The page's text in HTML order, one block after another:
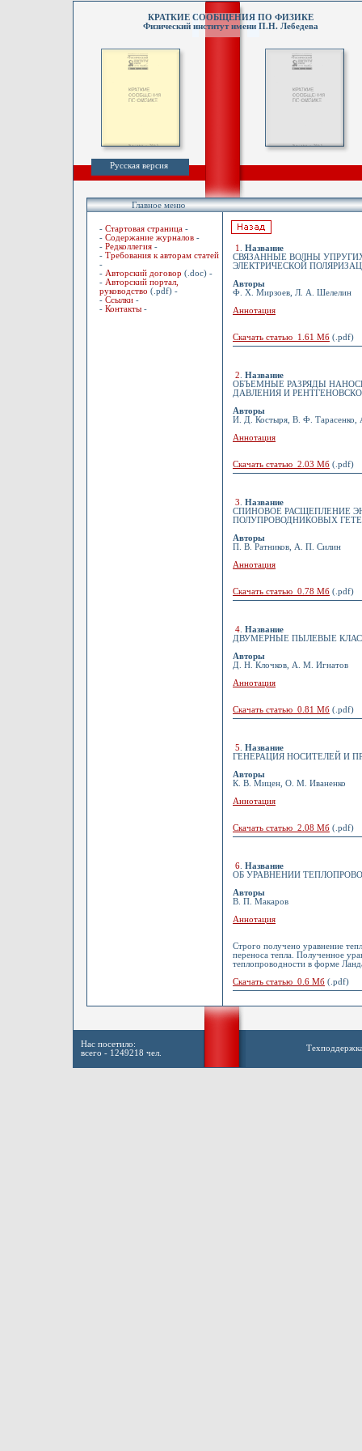
КРАТКИЕ СООБЩЕНИЯ ПО ФИЗИКЕ
Физический институт имени П.Н. Лебедева
Русская версия
Главное меню
- Стартовая страница -
- Содержание журналов -
- Редколлегия -
- Требования к авторам статей
-
- Авторский договор (.doc) -
- Авторский портал,
руководство (.pdf) -
- Ссылки -
- Контакты -
1
Название
СВЯЗАННЫЕ ВОЛНЫ
ЭЛЕКТРИЧЕСКОЙ
Авторы
Ф. Х. Мирзоев, Л. А. Шелелин
Аннотация
Скачать статью 1.61 Мб (.pdf)
2
Название
ОБЪЕМНЫЕ РАЗРЯДЫ
ДАВЛЕНИЯ И
Авторы
И. Д. Костыря, В. Ф. Тарасенко,
Аннотация
Скачать статью 2.03 Мб (.pdf)
3
Название
СПИНОВОЕ РАСЩЕПЛЕНИЕ
ПОЛУПРОВОДНИКОВЫХ
Авторы
П. В. Ратников, А. П. Силин
Аннотация
Скачать статью 0.78 Мб (.pdf)
4 Название
ДВУМЕРНЫЕ ПЫЛЕВЫЕ
Авторы
Д. Н. Клочков, А. М. Игнатов
Аннотация
Скачать статью 0.81 Мб (.pdf)
5
Название
ГЕНЕРАЦИЯ НОСИТЕЛЕЙ И
Авторы
К. В. Мицен, О. М. Иваненко
Аннотация
Скачать статью 2.08 Мб (.pdf)
6 Название
ОБ УРАВНЕНИИ
Авторы
В. П. Макаров
Аннотация
Строго получено уравнение
переноса тепла. Полученное
теплопроводности в форме
Скачать статью 0.6 Мб (.pdf)
Нас посетило:
всего - 1249218 чел.